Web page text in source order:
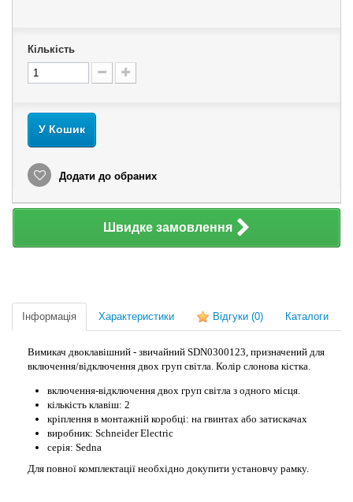
Кількість
У Кошик
Додати до обраних
Швидке замовлення
Інформація Характеристики Відгуки (0) Каталоги
Вимикач двоклавішний - звичайний SDN0300123, призначений для
включення/відключення двох груп світла. Колір слонова кістка.
включення-відключення двох груп світла з одного місця.
кількість клавіш: 2
кріплення в монтажній коробці: на гвинтах або затискачах
виробник: Schneider Electric
серія: Sedna
Для повної комплектації необхідно докупити установчу рамку.